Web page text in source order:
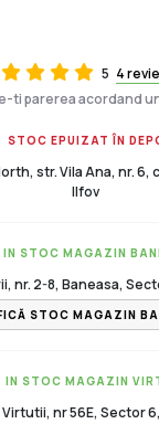
5 4
ti parerea acordand
STOC EPUIZAT ÎN
str. Vila Ana, nr. 6,
Ilfov
IN STOC MAGAZIN
nr. 2-8, Baneasa,
STOC MAGAZIN
IN STOC MAGAZIN
nr 56E, Sector